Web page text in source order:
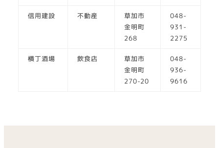
信用建設 不動産
草加市
金明町
268
048-
931-
2275
横丁酒場 飲食店
草加市
金明町
270-20
048-
936-
9616